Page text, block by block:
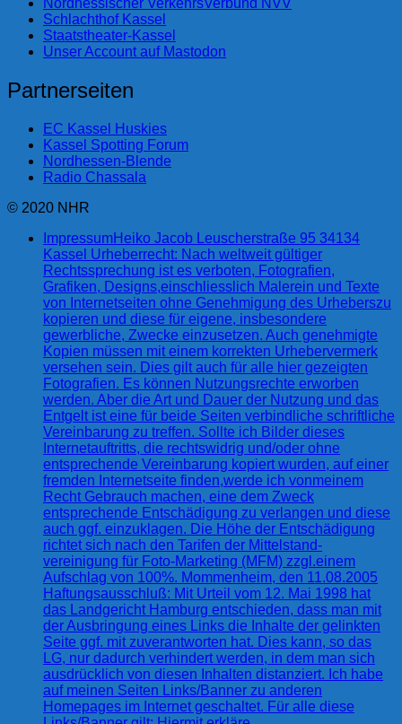
Schlachthof Kassel
Staatstheater-Kassel
Unser Account auf Mastodon
Partnerseiten
EC Kassel Huskies
Kassel Spotting Forum
Nordhessen-Blende
Radio Chassala
© 2020 NHR
ImpressumHeiko Jacob Leuscherstraße 95 34134
Kassel Urheberrecht: Nach weltweit gültiger
Rechtssprechung ist es verboten, Fotografien,
Grafiken, Designs,einschliesslich Malerein und Texte
von Internetseiten ohne Genehmigung des Urheberszu
kopieren und diese für eigene, insbesondere
gewerbliche, Zwecke einzusetzen. Auch genehmigte
Kopien müssen mit einem korrekten Urhebervermerk
versehen sein. Dies gilt auch für alle hier gezeigten
Fotografien. Es können Nutzungsrechte erworben
werden. Aber die Art und Dauer der Nutzung und das
Entgelt ist eine für beide Seiten verbindliche schriftliche
Vereinbarung zu treffen. Sollte ich Bilder dieses
Internetauftritts, die rechtswidrig und/oder ohne
entsprechende Vereinbarung kopiert wurden, auf einer
fremden Internetseite finden,werde ich vonmeinem
Recht Gebrauch machen, eine dem Zweck
entsprechende Entschädigung zu verlangen und diese
auch ggf. einzuklagen. Die Höhe der Entschädigung
richtet sich nach den Tarifen der Mittelstand-
vereinigung für Foto-Marketing (MFM) zzgl.einem
Aufschlag von 100%. Mommenheim, den 11.08.2005
Haftungsausschluß: Mit Urteil vom 12. Mai 1998 hat
das Landgericht Hamburg entschieden, dass man mit
der Ausbringung eines Links die Inhalte der gelinkten
Seite ggf. mit zuverantworten hat. Dies kann, so das
LG, nur dadurch verhindert werden, in dem man sich
ausdrücklich von diesen Inhalten distanziert. Ich habe
auf meinen Seiten Links/Banner zu anderen
Homepages im Internet geschaltet. Für alle diese